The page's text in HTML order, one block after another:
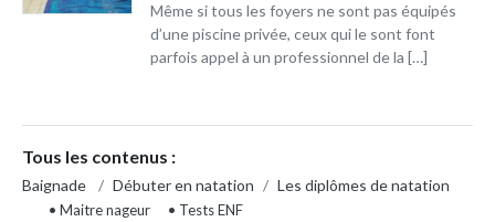
Même si tous les foyers ne sont pas équipés
d’une piscine privée, ceux qui le sont font
parfois appel à un professionnel de la […]
Tous les contenus :
Baignade / Débuter en natation / Les diplômes de natation
• Maitre nageur
• Tests ENF